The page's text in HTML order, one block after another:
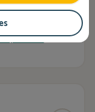
prix nets